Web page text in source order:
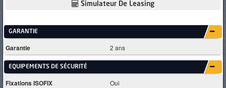
Simulateur De Leasing
GARANTIE
Garantie 2 ans
EQUIPEMENTS DE SÉCURITÉ
Fixations ISOFIX Oui